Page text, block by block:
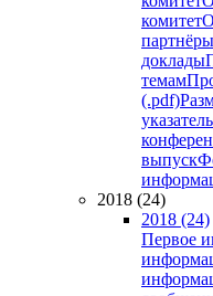
комитет
партнёры
доклады
темам
(.pdf)
указатель
выпуск
2018 (24)
2018 (24)
Первое